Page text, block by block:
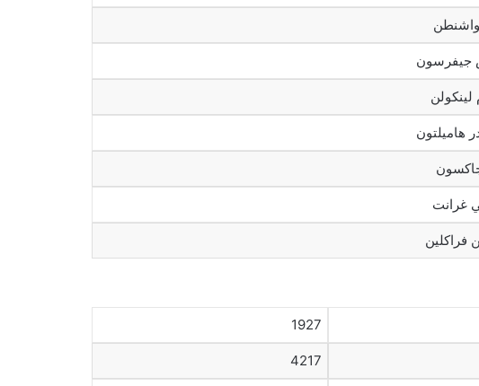
جيفرسون
لينكولن
هاميلتون
غرانت
فراكلين
1927
4217